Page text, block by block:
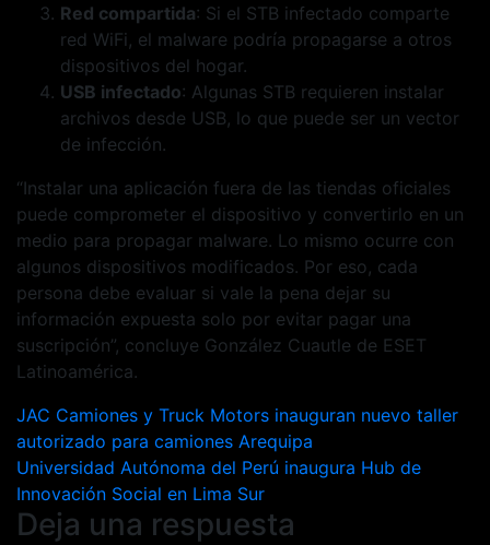
Red compartida: Si el STB infectado comparte
red WiFi, el malware podría propagarse a otros
dispositivos del hogar.
USB infectado: Algunas STB requieren instalar
archivos desde USB, lo que puede ser un vector
de infección.
“Instalar una aplicación fuera de las tiendas oficiales
puede comprometer el dispositivo y convertirlo en un
medio para propagar malware. Lo mismo ocurre con
algunos dispositivos modificados. Por eso, cada
persona debe evaluar si vale la pena dejar su
información expuesta solo por evitar pagar una
suscripción”, concluye González Cuautle de ESET
Latinoamérica.
Navegación
de
entradas
JAC Camiones y Truck Motors inauguran nuevo taller
autorizado para camiones Arequipa
Universidad Autónoma del Perú inaugura Hub de
Innovación Social en Lima Sur
Deja una respuesta